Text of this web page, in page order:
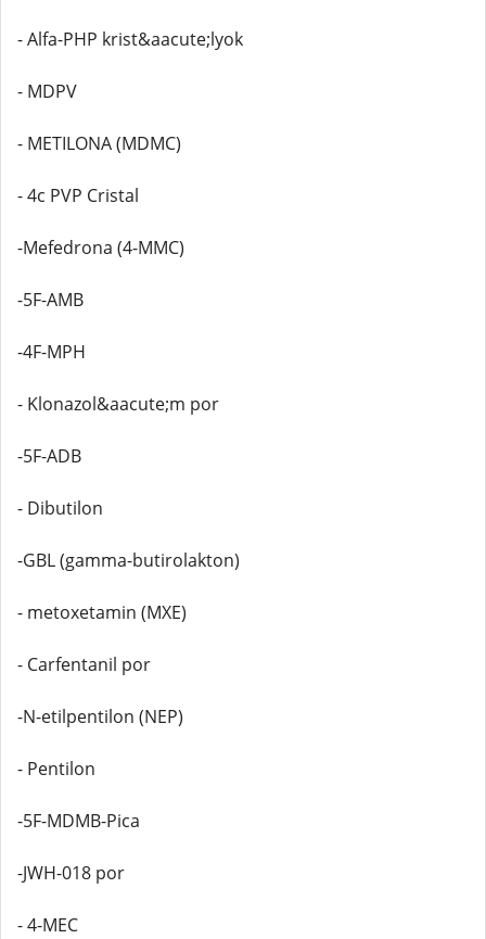
- Alfa-PHP krist&aacute;lyok
- MDPV
- METILONA (MDMC)
- 4c PVP Cristal
-Mefedrona (4-MMC)
-5F-AMB
-4F-MPH
- Klonazol&aacute;m por
-5F-ADB
- Dibutilon
-GBL (gamma-butirolakton)
- metoxetamin (MXE)
- Carfentanil por
-N-etilpentilon (NEP)
- Pentilon
-5F-MDMB-Pica
-JWH-018 por
- 4-MEC